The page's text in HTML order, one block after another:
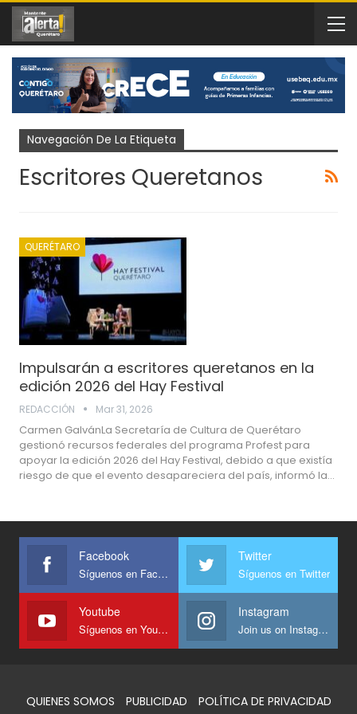
Navegación De La Etiqueta
Escritores Queretanos
QUERÉTARO
Impulsarán a escritores queretanos en la
edición 2026 del Hay Festival
REDACCIÓN Mar 31, 2026
Carmen GalvánLa Secretaría de Cultura de Querétaro
gestionó recursos federales del programa Profest para
apoyar la edición 2026 del Hay Festival, debido a que existía
riesgo de que el evento desapareciera del país, informó la…
Facebook
Síguenos en Facebook
Twitter
Síguenos en Twitter
Youtube
Síguenos en Youtube
Instagram
Join us on Instagram
QUIENES SOMOS PUBLICIDAD POLÍTICA DE PRIVACIDAD